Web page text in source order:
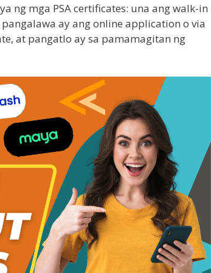
ng mga PSA certificates: una ang walk-in
ay ang online application o via
at pangatlo ay sa pamamagitan ng